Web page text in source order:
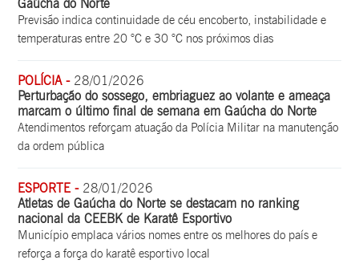
Gaúcha do Norte
Previsão indica continuidade de céu encoberto, instabilidade e
temperaturas entre 20 °C e 30 °C nos próximos dias
POLÍCIA - 28/01/2026
Perturbação do sossego, embriaguez ao volante e ameaça
marcam o último final de semana em Gaúcha do Norte
Atendimentos reforçam atuação da Polícia Militar na manutenção
da ordem pública
ESPORTE - 28/01/2026
Atletas de Gaúcha do Norte se destacam no ranking
nacional da CEEBK de Karatê Esportivo
Município emplaca vários nomes entre os melhores do país e
reforça a força do karatê esportivo local